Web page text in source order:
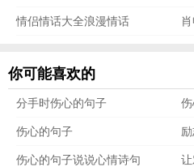
情侣情话大全浪漫情话
你可能喜欢的
分手时伤心的句子
伤心的句子
伤心的句子说说心情诗句